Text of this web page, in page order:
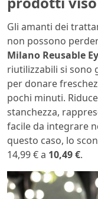
Gli amanti dei
non possono
Milano Reusable
riutilizzabili si sono
per donare
pochi minuti.
stanchezza,
facile da integrare
questo caso, lo
14,99 € a 10,49 €.